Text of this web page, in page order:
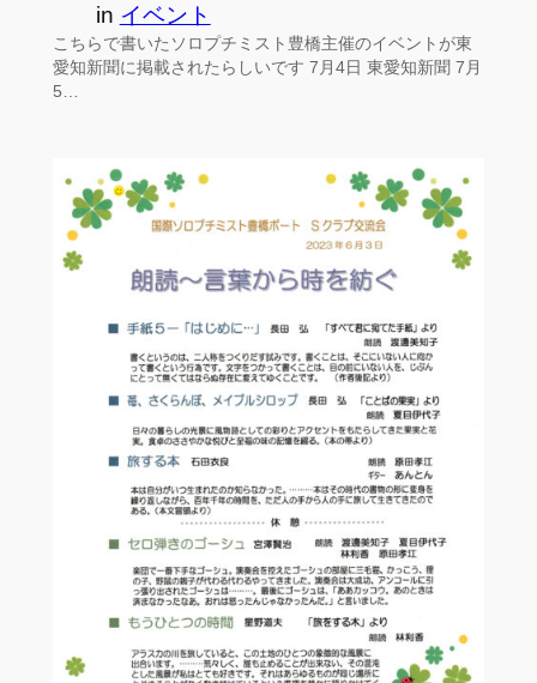
in イベント
こちらで書いたソロプチミスト豊橋主催のイベントが東
愛知新聞に掲載されたらしいです 7月4日 東愛知新聞 7月
5…